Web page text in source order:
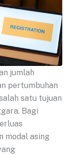
jumlah
pertumbuhan
satu tujuan
Bagi
modal asing